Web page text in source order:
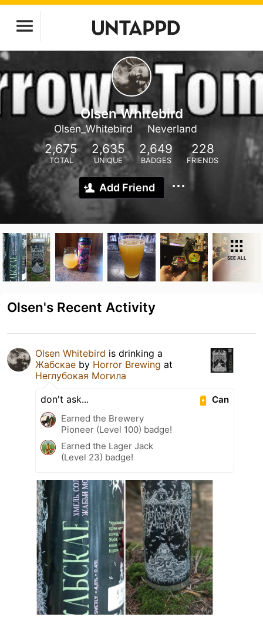
Olsen Whitebird
Olsen_Whitebird Neverland
2,675
TOTAL
2,635
UNIQUE
2,649
BADGES
228
FRIENDS
Add Friend
SEE ALL
Olsen's Recent Activity
Olsen Whitebird is drinking a
Жабскае by Horror Brewing at
Неглубокая Могила
Can
don't ask...
Earned the Brewery
Pioneer (Level 100) badge!
Earned the Lager Jack
(Level 23) badge!